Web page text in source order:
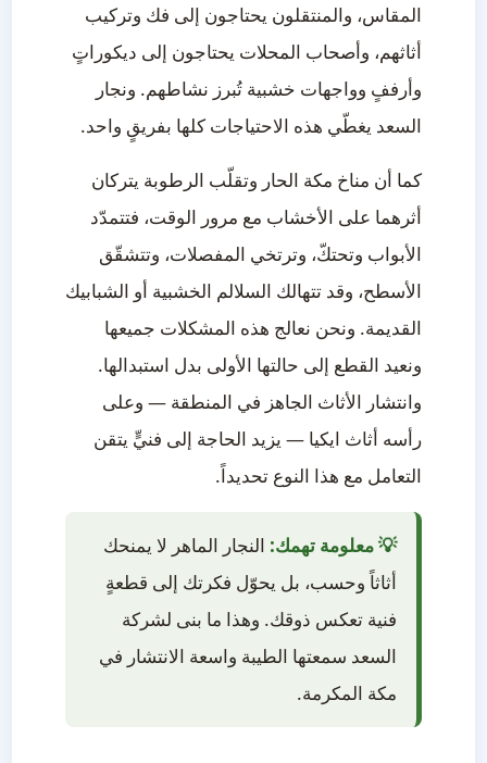
المقاس، والمنتقلون يحتاجون إلى فك وتركيب
أثاثهم، وأصحاب المحلات يحتاجون إلى ديكوراتٍ
وأرففٍ وواجهات خشبية تُبرز نشاطهم. ونجار
السعد يغطّي هذه الاحتياجات كلها بفريقٍ واحد.
كما أن مناخ مكة الحار وتقلّب الرطوبة يتركان
أثرهما على الأخشاب مع مرور الوقت، فتتمدّد
الأبواب وتحتكّ، وترتخي المفصلات، وتتشقّق
الأسطح، وقد تتهالك السلالم الخشبية أو الشبابيك
القديمة. ونحن نعالج هذه المشكلات جميعها
ونعيد القطع إلى حالتها الأولى بدل استبدالها.
وانتشار الأثاث الجاهز في المنطقة — وعلى
رأسه أثاث ايكيا — يزيد الحاجة إلى فنيٍّ يتقن
التعامل مع هذا النوع تحديداً.
💡 معلومة تهمك: النجار الماهر لا يمنحك
أثاثاً وحسب، بل يحوّل فكرتك إلى قطعةٍ
فنية تعكس ذوقك. وهذا ما بنى لشركة
السعد سمعتها الطيبة واسعة الانتشار في
مكة المكرمة.